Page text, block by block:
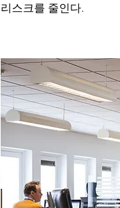
리스크를 줄인다.